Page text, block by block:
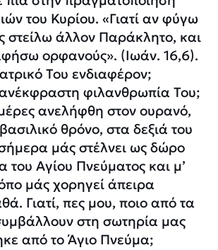
του Κυρίου. «Γιατί αν φύγω
στείλω άλλον Παράκλητο, και
ορφανούς». (Ιωάν. 16,6).
Του ενδιαφέρον;
φιλανθρωπία Του;
ανελήφθη στον ουρανό,
θρόνο, στα δεξιά του
μάς στέλνει ως δώρο
του Αγίου Πνεύματος και μ’
μάς χορηγεί άπειρα
Γιατί, πες μου, ποιο από τα
στη σωτηρία μας
από το Άγιο Πνεύμα;